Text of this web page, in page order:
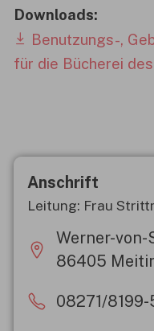
Anschrift
Leitung: Frau
Werner-von-
86405
08271/8199-
Downloads:
Benutzungs-,
für die Bücherei